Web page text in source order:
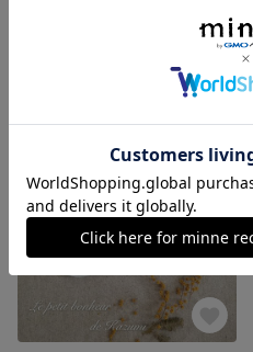
リングピロー アクセサリーケース